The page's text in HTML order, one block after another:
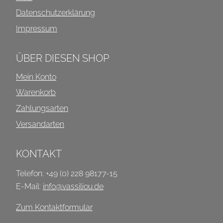
Datenschutzerklärung
Impressum
ÜBER DIESEN SHOP
Mein Konto
Warenkorb
Zahlungsarten
Versandarten
KONTAKT
Telefon: +49 (0) 228 98177-15
E-Mail: info@vassiliou.de
Zum Kontaktformular